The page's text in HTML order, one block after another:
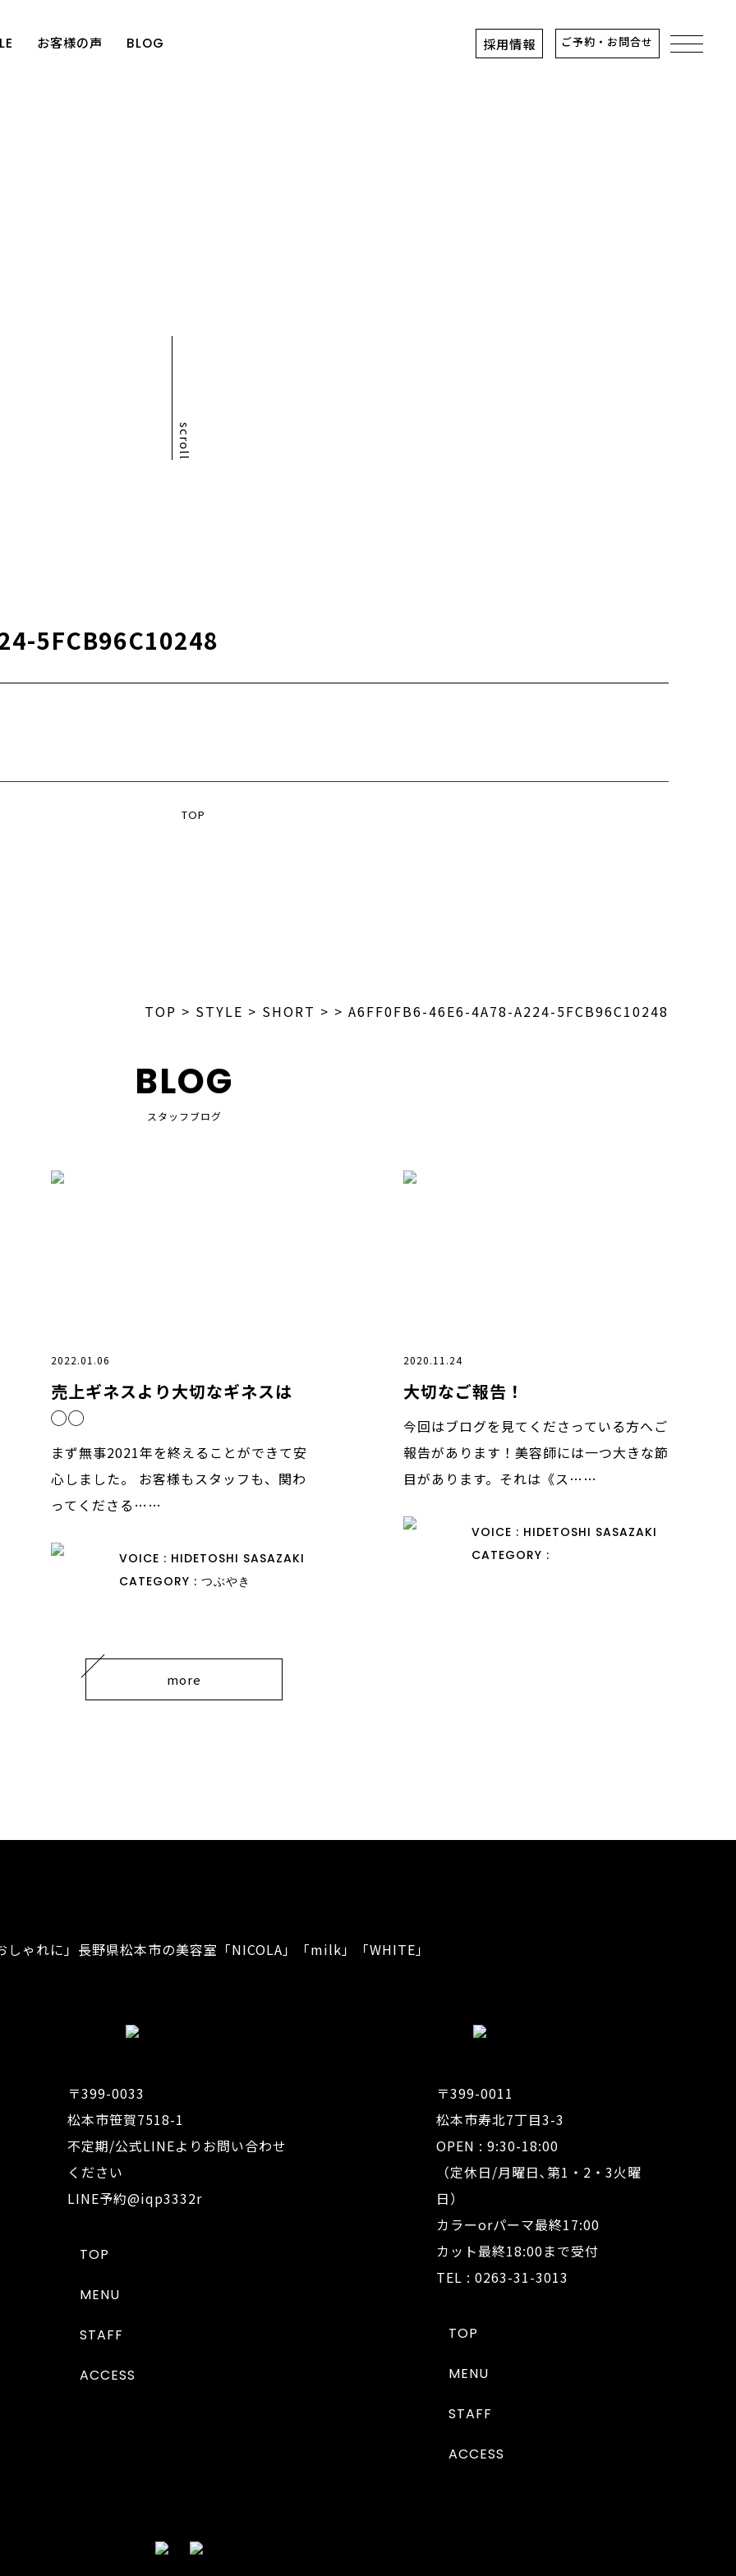
採用情報 ご予約・お問合せ
お客様の声 BLOG
scroll
5FCB96C10248
TOP
TOP > STYLE > SHORT > > A6FF0FB6-46E6-4A78-A224-5FCB96C10248
BLOG
スタッフブログ
2022.01.06
売上ギネスより大切なギネスは
◯◯
まず無事2021年を終えることができて安
心しました。 お客様もスタッフも、関わ
ってくださる……
VOICE : HIDETOSHI SASAZAKI
CATEGORY : つぶやき
2020.11.24
大切なご報告！
今回はブログを見てくださっている方へご
報告があります！美容師には一つ大きな節
目があります。それは《ス……
VOICE : HIDETOSHI SASAZAKI
CATEGORY :
more
ゃれに」 長野県松本市の美容室「NICOLA」「milk」「WHITE」
〒399-0033
松本市笹賀7518-1
不定期/公式LINEよりお問い合わせ
ください
LINE予約@iqp3332r
TOP
MENU
STAFF
ACCESS
〒399-0011
松本市寿北7丁目3-3
OPEN : 9:30-18:00
（定休日/月曜日､第1・2・3火曜
日）
カラーorパーマ最終17:00
カット最終18:00まで受付
TEL : 0263-31-3013
TOP
MENU
STAFF
ACCESS